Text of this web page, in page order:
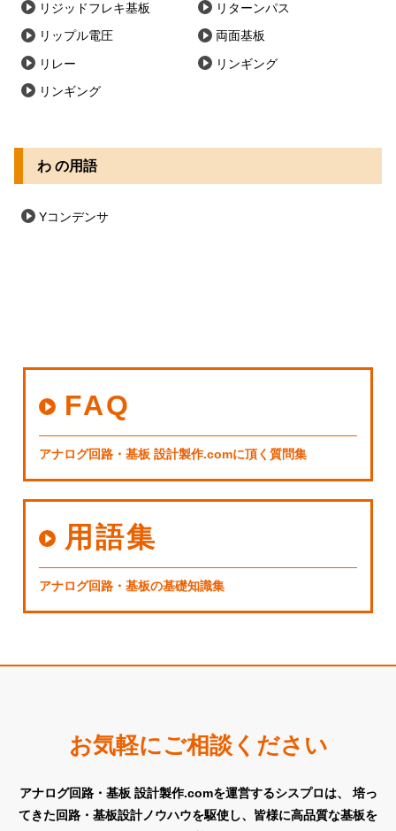
リジッドフレキ基板 リターンパス
リップル電圧 両面基板
リレー リンギング
リンギング
わ の用語
Yコンデンサ
FAQ
アナログ回路・基板 設計製作.comに頂く質問集
用語集
アナログ回路・基板の基礎知識集
お気軽にご相談ください
アナログ回路・基板 設計製作.comを運営するシスプロは、
培っ
てきた回路・基板設計ノウハウを駆使し、皆様に高品質な基板を